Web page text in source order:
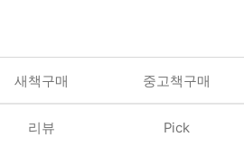
새책구매 중고책구매
리뷰 Pick